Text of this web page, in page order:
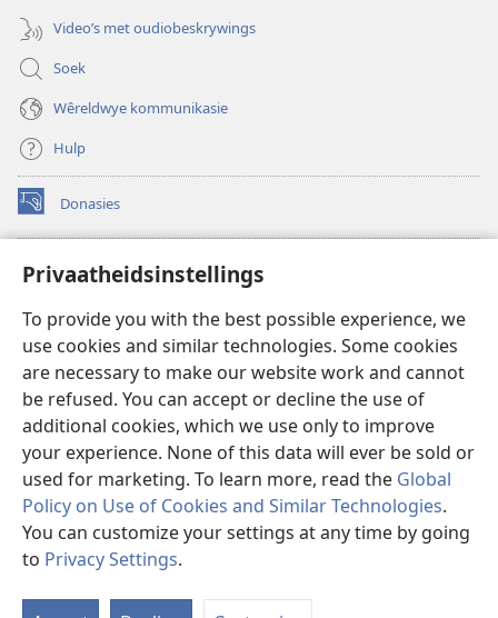
Privaatheidsinstellings
To provide you with the best possible experience, we
use cookies and similar technologies. Some cookies
are necessary to make our website work and cannot
be refused. You can accept or decline the use of
additional cookies, which we use only to improve
your experience. None of this data will ever be sold or
used for marketing. To learn more, read the Global
Policy on Use of Cookies and Similar Technologies.
You can customize your settings at any time by going
to Privacy Settings.
Video’s met oudiobeskrywings
Soek
Wêreldwye kommunikasie
Hulp
Donasies
(maak
nuwe
oop)
Wagtoring – AANLYN BIBLIOTEEK
(maak
venster
oop)
JW Hub
(maak
nuwe
venster
oop)
JW Library
Watchtower Library
Copyright© 2026 Watch Tower Bible and Tract Society of Pennsylvania.
GEBRUIKSVOORWAARDES
PRIVAATHEIDSINSTELLINGS